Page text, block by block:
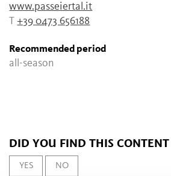
www.passeiertal.it
T+39 0473 656188
Recommended period
all-season
DID YOU FIND THIS
YES NO